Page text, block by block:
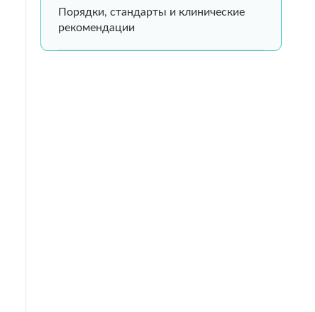
Порядки, стандарты и клинические
рекомендации